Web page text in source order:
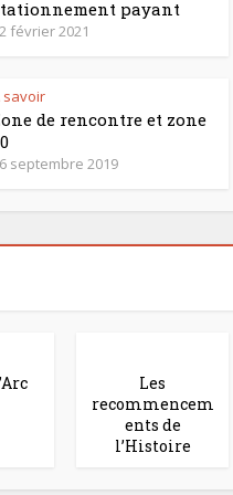
payant
février 2021
savoir
de rencontre et zone
septembre 2019
Les
recommencem
ents de
l’Histoire